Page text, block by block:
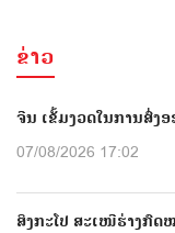
ຂ່າວ
ຈີນ ເຂັ້ມງວດໃນການສົ່ງ
07/08/2026 17:02
ສິງກະໂປ ສະເໜີຮ່າງກົດ